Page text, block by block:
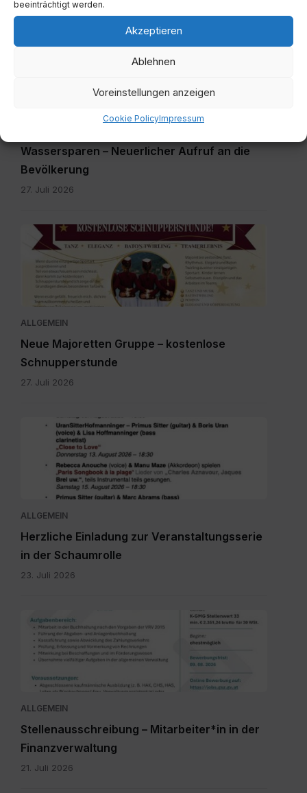
beeinträchtigt werden.
Akzeptieren
Ablehnen
Voreinstellungen anzeigen
Cookie PolicyImpressum
20260727_Wassersparen.pdf
Wassersparen – Neuerlicher Aufruf an die
Bevölkerung
27. Juli 2026
plakát
pdf.pdf
ALLGEMEIN
Neue Majoretten Gruppe – kostenlose
Schnupperstunde
27. Juli 2026
Schaumrolle.jpg
ALLGEMEIN
Herzliche Einladung zur Veranstaltungsserie
in der Schaumrolle
23. Juli 2026
Millstatt
MA
(1).pdf
ALLGEMEIN
Stellenausschreibung – Mitarbeiter*in in der
Finanzverwaltung
21. Juli 2026